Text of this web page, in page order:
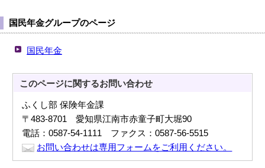
国民年金グループのページ
国民年金
このページに関するお問い合わせ
ふくし部 保険年金課
〒483-8701 愛知県江南市赤童子町大堀90
電話：0587-54-1111 ファクス：0587-56-5515
お問い合わせは専用フォームをご利用ください。